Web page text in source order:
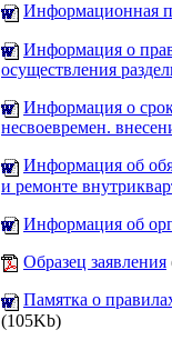
Информационная
Информация о
осуществления
Информация о
несвоевремен.
Информация об
и ремонте
Информация об
Образец заявления
Памятка о
(105Kb)